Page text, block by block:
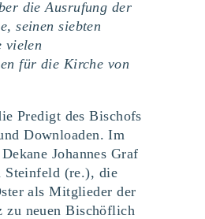
die Ausrufung der
seinen siebten
vielen
für die Kirche von
Predigt des Bischofs
Downloaden. Im
Johannes Graf
Steinfeld (re.), die
als Mitglieder der
zu neuen Bischöflich